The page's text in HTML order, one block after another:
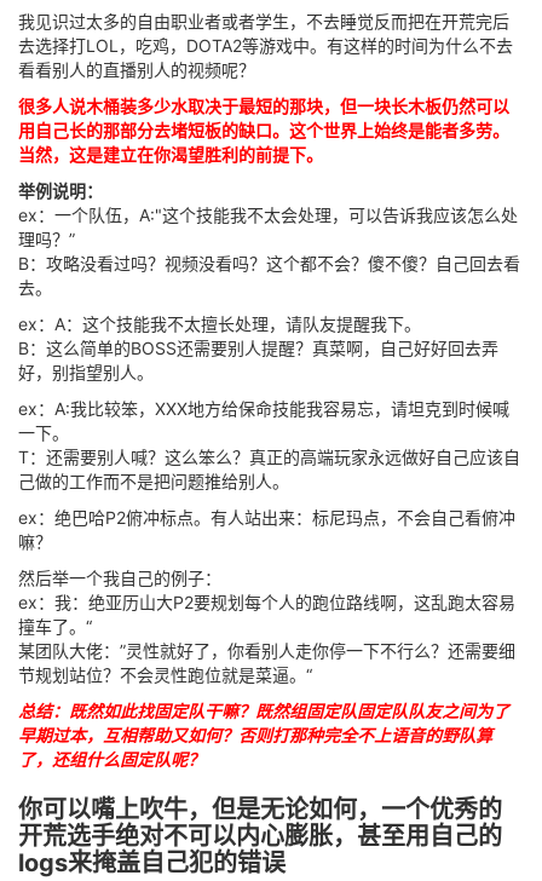
我见识过太多的自由职业者或者学生，不去睡觉反而把在开荒完后
去选择打LOL，吃鸡，DOTA2等游戏中。有这样的时间为什么不去
看看别人的直播别人的视频呢？
很多人说木桶装多少水取决于最短的那块，但一块长木板仍然可以
用自己长的那部分去堵短板的缺口。这个世界上始终是能者多劳。
当然，这是建立在你渴望胜利的前提下。
举例说明：
ex：一个队伍，A:"这个技能我不太会处理，可以告诉我应该怎么处
理吗？”
B：攻略没看过吗？视频没看吗？这个都不会？傻不傻？自己回去看
去。
ex：A：这个技能我不太擅长处理，请队友提醒我下。
B：这么简单的BOSS还需要别人提醒？真菜啊，自己好好回去弄
好，别指望别人。
ex：A:我比较笨，XXX地方给保命技能我容易忘，请坦克到时候喊
一下。
T：还需要别人喊？这么笨么？真正的高端玩家永远做好自己应该自
己做的工作而不是把问题推给别人。
ex：绝巴哈P2俯冲标点。有人站出来：标尼玛点，不会自己看俯冲
嘛？
然后举一个我自己的例子：
ex：我：绝亚历山大P2要规划每个人的跑位路线啊，这乱跑太容易
撞车了。“
某团队大佬：”灵性就好了，你看别人走你停一下不行么？还需要细
节规划站位？不会灵性跑位就是菜逼。“
总结：既然如此找固定队干嘛？既然组固定队固定队队友之间为了
早期过本，互相帮助又如何？否则打那种完全不上语音的野队算
了，还组什么固定队呢？
你可以嘴上吹牛，但是无论如何，一个优秀的
开荒选手绝对不可以内心膨胀，甚至用自己的
logs来掩盖自己犯的错误